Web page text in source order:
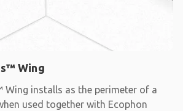
Wing
Wing installs as the perimeter of a
used together with Ecophon